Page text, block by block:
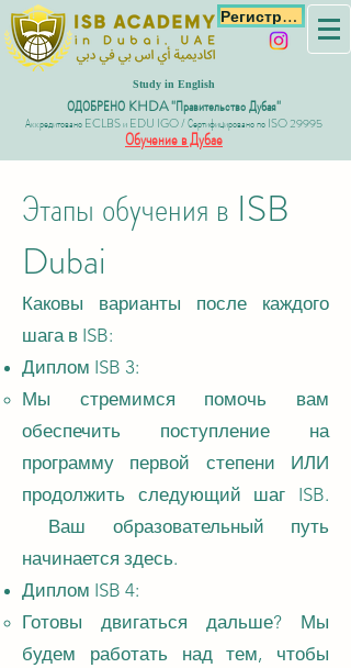
Регистрация
Study in English
ОДОБРЕНО KHDA "Правительство Дубая"
Аккредитовано ECLBS и EDU IGO / Сертифицировано по ISO 29995
Обучение в Дубае
Этапы обучения в ISB
Dubai
​Каковы варианты после каждого
шага в ISB:
Диплом ISB 3:
Мы стремимся помочь вам
обеспечить поступление на
программу первой степени ИЛИ
продолжить следующий шаг ISB.
Ваш образовательный путь
начинается здесь.
Диплом ISB 4:
Готовы двигаться дальше? Мы
будем работать над тем, чтобы